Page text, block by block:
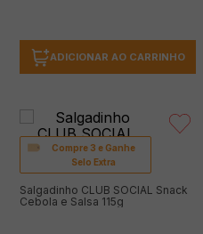
ADICIONAR AO CARRINHO
Compre 3 e Ganhe
Selo Extra
Salgadinho CLUB SOCIAL Snack
Cebola e Salsa 115g